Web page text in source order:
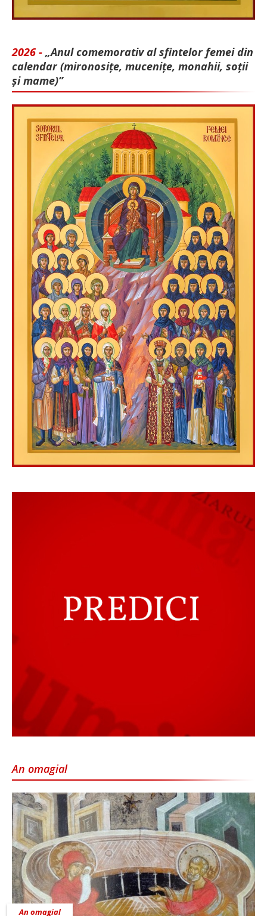
2026 - „Anul comemorativ al sfintelor femei din
calendar (mironosițe, mu­cenițe, monahii, soții
și mame)”
An omagial
An omagial